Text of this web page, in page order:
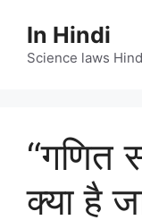
content
In Hindi
Science laws
“गणित
क्या है